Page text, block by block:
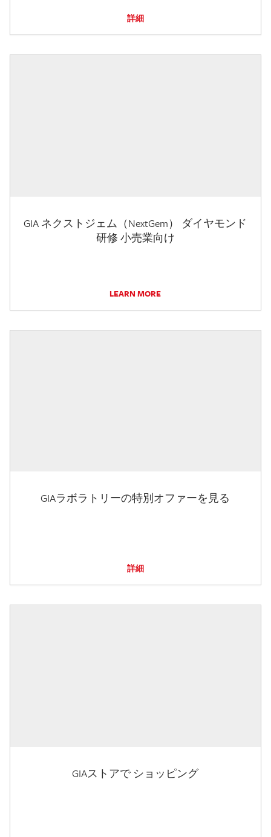
詳細
GIA ネクストジェム（NextGem） ダイヤモンド
研修 小売業向け
LEARN MORE
GIAラボラトリーの特別オファーを見る
詳細
GIAストアで ショッピング